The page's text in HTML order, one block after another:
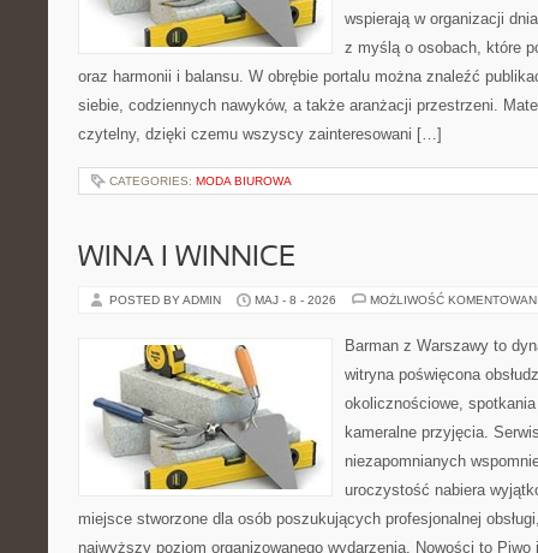
wspierają w organizacji
z myślą o osobach, które
oraz harmonii i balansu. W obrębie portalu można znaleźć
siebie, codziennych nawyków, a także aranżacji przestrzeni.
czytelny, dzięki czemu wszyscy zainteresowani […]
CATEGORIES: MODA BIUROWA
WINA I WINNICE
POSTED BY ADMIN MAJ - 8 - 2026 MOŻLIWOŚĆ
Barman z Warszawy to
witryna poświęcona
okolicznościowe,
kameralne przyjęcia.
niezapomnianych
uroczystość nabiera
miejsce stworzone dla osób poszukujących profesjonalnej
najwyższy poziom organizowanego wydarzenia. Nowości to